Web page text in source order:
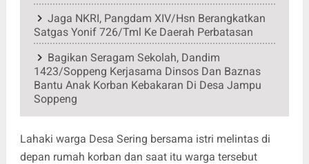
Jaga NKRI, Pangdam XIV/Hsn Berangkatkan
Satgas Yonif 726/Tml Ke Daerah Perbatasan
Bagikan Seragam Sekolah, Dandim
1423/Soppeng Kerjasama Dinsos Dan Baznas
Bantu Anak Korban Kebakaran Di Desa Jampu
Soppeng
Lahaki warga Desa Sering bersama istri melintas di
depan rumah korban dan saat itu warga tersebut